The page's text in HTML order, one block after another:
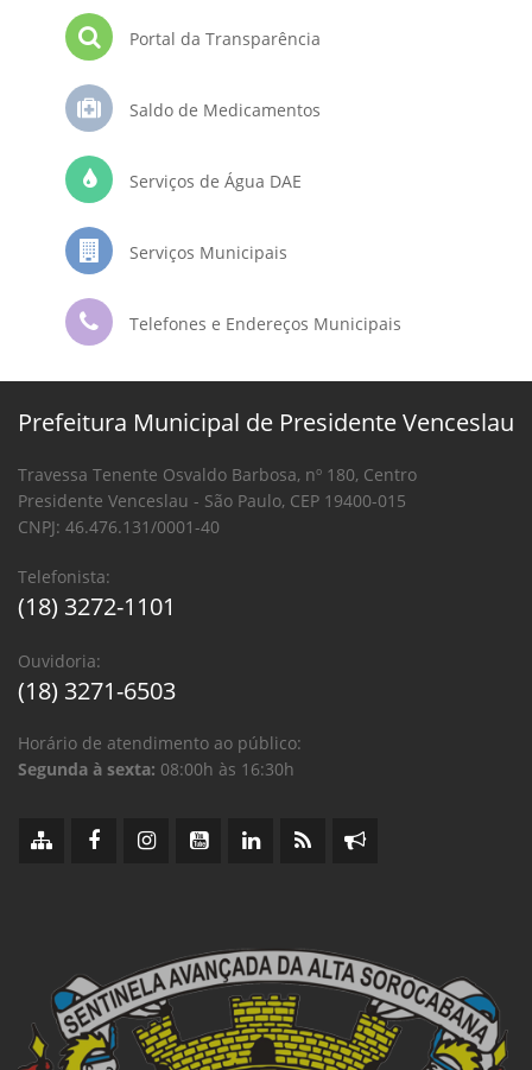
Portal da Transparência
Saldo de Medicamentos
Serviços de Água DAE
Serviços Municipais
Telefones e Endereços Municipais
Prefeitura Municipal de Presidente Venceslau
Travessa Tenente Osvaldo Barbosa, nº 180, Centro
Presidente Venceslau - São Paulo, CEP 19400-015
CNPJ: 46.476.131/0001-40
Telefonista:
(18) 3272-1101
Ouvidoria:
(18) 3271-6503
Horário de atendimento ao público:
Segunda à sexta: 08:00h às 16:30h